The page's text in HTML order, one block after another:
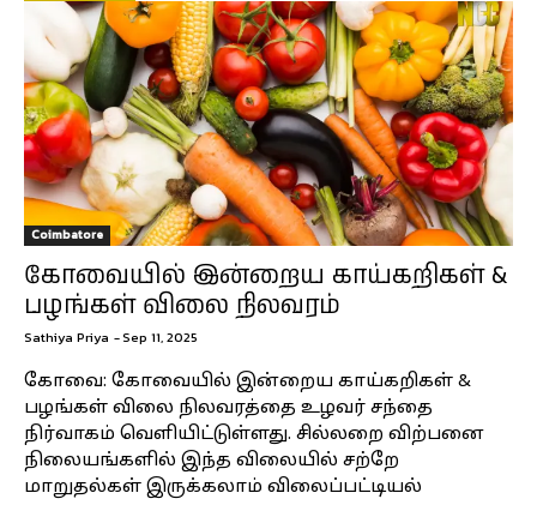
Coimbatore
கோவையில் இன்றைய காய்கறிகள் &
பழங்கள் விலை நிலவரம்
Sathiya Priya -Sep 11, 2025
கோவை: கோவையில் இன்றைய காய்கறிகள் &
பழங்கள் விலை நிலவரத்தை உழவர் சந்தை
நிர்வாகம் வெளியிட்டுள்ளது. சில்லறை விற்பனை
நிலையங்களில் இந்த விலையில் சற்றே
மாறுதல்கள் இருக்கலாம் விலைப்பட்டியல்